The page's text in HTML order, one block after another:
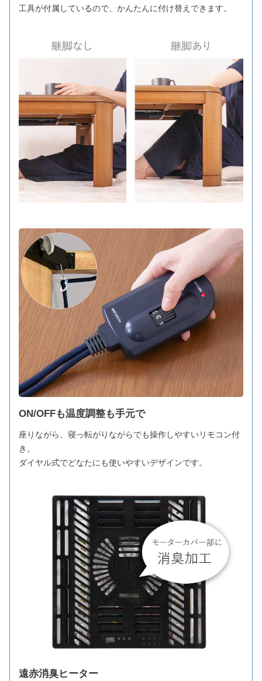
工具が付属しているので、かんたんに付け替えできます。
ON/OFFも温度調整も手元で
座りながら、寝っ転がりながらでも操作しやすいリモコン付
き。
ダイヤル式でどなたにも使いやすいデザインです。
遠赤消臭ヒーター